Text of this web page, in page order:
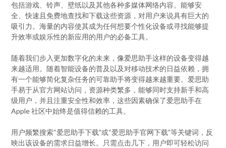
包括游戏、铃声、壁纸以及其他各种多媒体网络内容。能够安
全、快速且免费地查找和下载这些资源，对用户来说具有巨大的
吸引力。海量的内容使其成为任何想要个性化设备或寻找能够提
升效率或娱乐性的新应用的用户的必备工具。
随着我们步入更加数字化的未来，像爱思助手这样的设备变得越
来越适用。随着智能设备的普及以及对移动技术的日益依赖，拥
有一个能够简化复杂任务的可靠助手将变得越来越重要。爱思助
手易于从官方网站访问，资源种类繁多，能够同时支持新手和高
级用户，并且注重安全性和效率，这些因素确保了爱思助手在
Apple 社区中始终是值得信赖的工具。
用户频繁搜索“爱思助手下载”或“爱思助手官网下载”等关键词，反
映出该设备的需求日益增长。只需点击几下，用户即可轻松访问